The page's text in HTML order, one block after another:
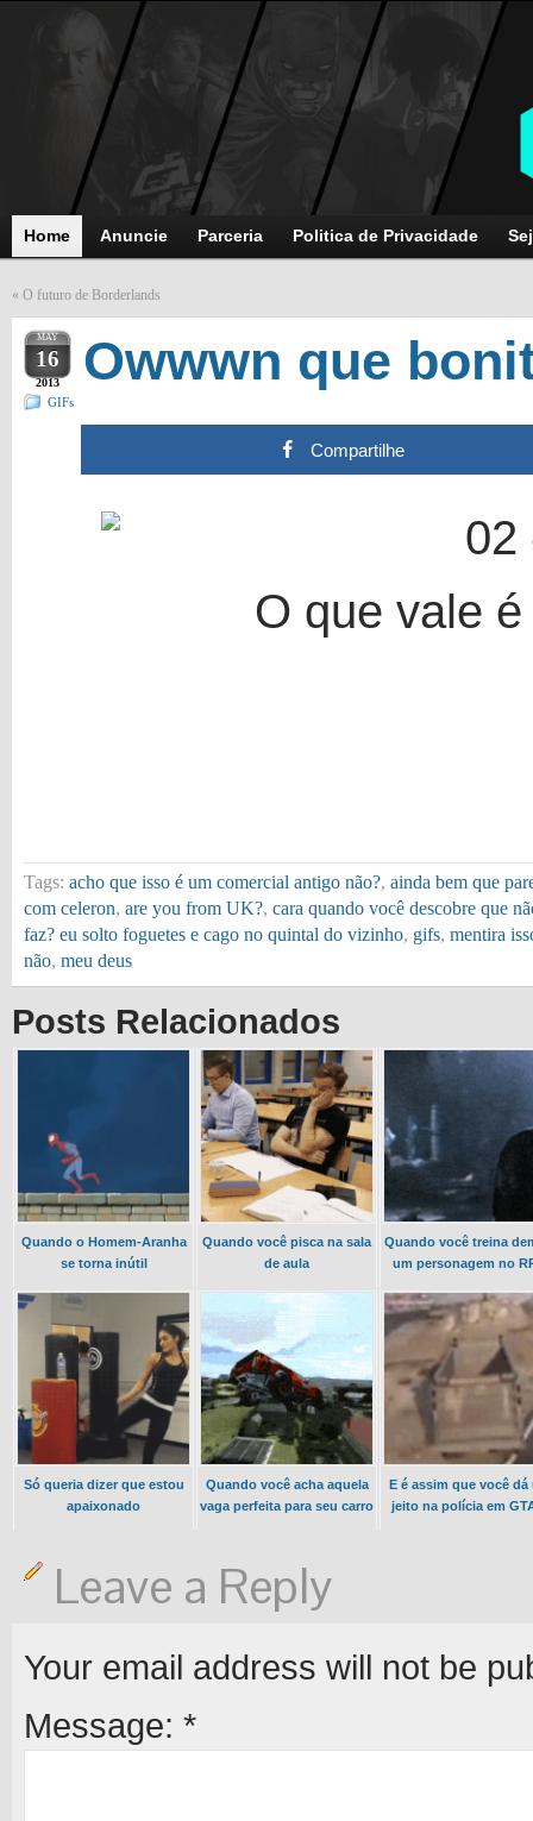
Home Anuncie Parceria Politica de Privacidade
« O futuro de Borderlands
MAY
16
2013 Owwwn que
GIFs
Compartilhe
O que vale
Tags: acho que isso é um comercial antigo não?, ainda bem que
com celeron, are you from UK?, cara quando você descobre que
faz? eu solto foguetes e cago no quintal do vizinho, gifs, mentira
não, meu deus
Posts Relacionados
Quando o Homem-Aranha
se torna inútil
Quando você pisca na sala
de aula
Quando você treina
um personagem no
Só queria dizer que estou
apaixonado
Quando você acha aquela
vaga perfeita para seu carro
E é assim que você dá
jeito na polícia em
Leave a Reply
Your email address will not be
Message: *